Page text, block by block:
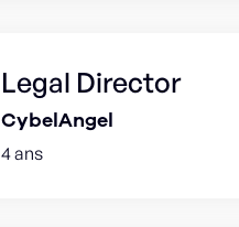
Legal Director
CybelAngel
4 ans